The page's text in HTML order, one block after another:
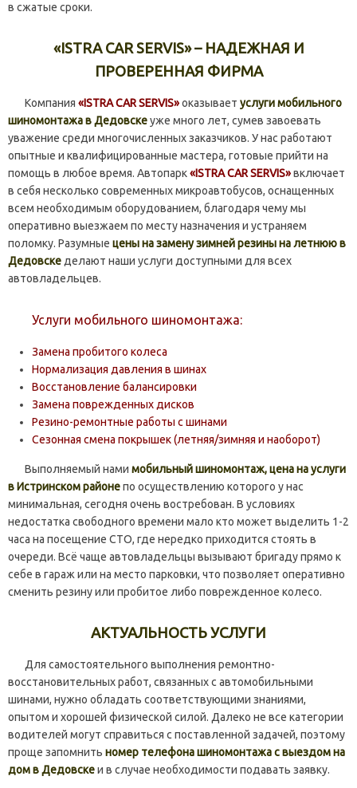
в сжатые сроки.
«ISTRA CAR SERVIS» – НАДЕЖНАЯ И
ПРОВЕРЕННАЯ ФИРМА
Компания «ISTRA CAR SERVIS»оказывает услуги мобильного
шиномонтажа в Дедовскеуже много лет, сумев завоевать
уважение среди многочисленных заказчиков. У нас работают
опытные и квалифицированные мастера, готовые прийти на
помощь в любое время. Автопарк«ISTRA CAR SERVIS»включает
в себя несколько современных микроавтобусов, оснащенных
всем необходимым оборудованием, благодаря чему мы
оперативно выезжаем по месту назначения и устраняем
поломку. Разумные цены на замену зимней резины на летнюю в
Дедовскеделают наши услуги доступными для всех
автовладельцев.
Услуги мобильного шиномонтажа:
Замена пробитого колеса
Нормализация давления в шинах
Восстановление балансировки
Замена поврежденных дисков
Резино-ремонтные работы с шинами
Сезонная смена покрышек (летняя/зимняя и наоборот)
Выполняемый нами мобильный шиномонтаж, цена на услуги
в Истринском районепо осуществлению которого у нас
минимальная, сегодня очень востребован. В условиях
недостатка свободного времени мало кто может выделить 1-2
часа на посещение СТО, где нередко приходится стоять в
очереди. Всё чаще автовладельцы вызывают бригаду прямо к
себе в гараж или на место парковки, что позволяет оперативно
сменить резину или пробитое либо поврежденное колесо.
АКТУАЛЬНОСТЬ УСЛУГИ
Для самостоятельного выполнения ремонтно-
восстановительных работ, связанных с автомобильными
шинами, нужно обладать соответствующими знаниями,
опытом и хорошей физической силой. Далеко не все категории
водителей могут справиться с поставленной задачей, поэтому
проще запомнить номер телефона шиномонтажа с выездом на
дом в Дедовскеи в случае необходимости подавать заявку.